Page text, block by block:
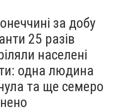
за добу
25 разів
населені
одна людина
та ще семеро